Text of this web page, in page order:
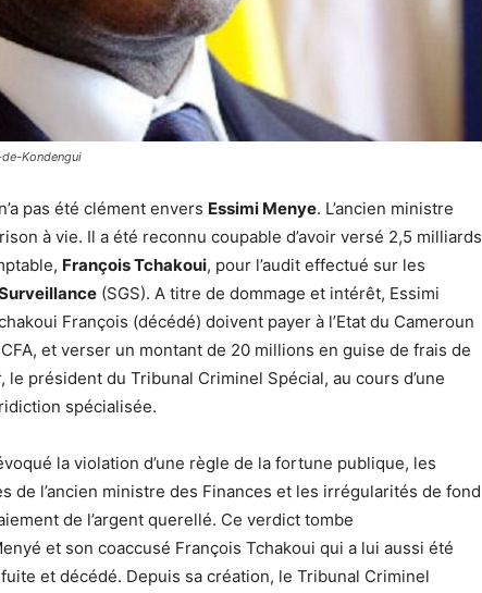
Kondengui
pas été clément envers Essimi Menye. L’ancien ministre
à vie. Il a été reconnu coupable d’avoir versé 2,5 milliards
François Tchakoui, pour l’audit effectué sur les
(SGS). A titre de dommage et intérêt, Essimi
François (décédé) doivent payer à l’Etat du Cameroun
et verser un montant de 20 millions en guise de frais de
président du Tribunal Criminel Spécial, au cours d’une
spécialisée.
la violation d’une règle de la fortune publique, les
de l’ancien ministre des Finances et les irrégularités de fond
de l’argent querellé. Ce verdict tombe
et son coaccusé François Tchakoui qui a lui aussi été
et décédé. Depuis sa création, le Tribunal Criminel